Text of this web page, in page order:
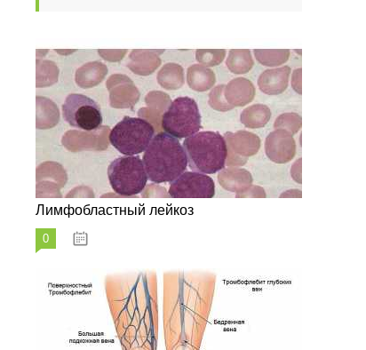
Лимфобластный лейкоз
0